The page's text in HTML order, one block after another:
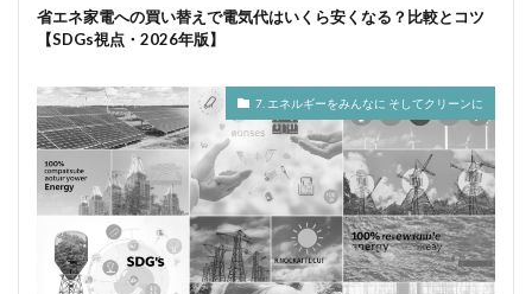
省エネ家電への買い替えで電気代はいくら安くなる？比較とコツ
【SDGs視点・2026年版】
7. エネルギーをみんなに そしてクリーンに